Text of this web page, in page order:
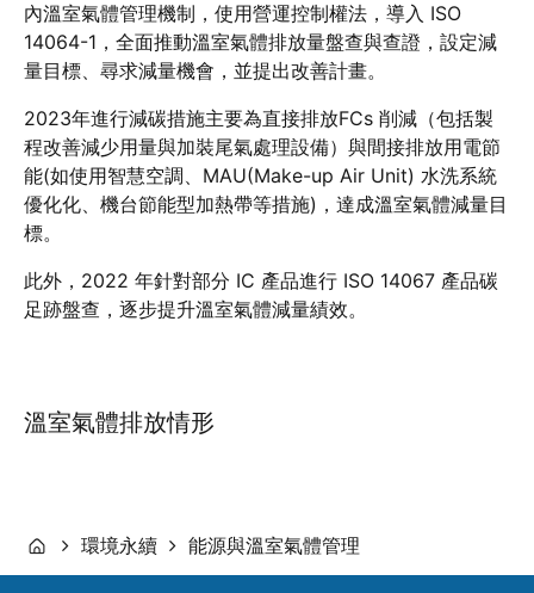
內溫室氣體管理機制，使用營運控制權法，導入 ISO
14064-1，全面推動溫室氣體排放量盤查與查證，設定減
量目標、尋求減量機會，並提出改善計畫。
2023年進行減碳措施主要為直接排放FCs 削減（包括製
程改善減少用量與加裝尾氣處理設備）與間接排放用電節
能(如使用智慧空調、MAU(Make-up Air Unit) 水洗系統
優化化、機台節能型加熱帶等措施)，達成溫室氣體減量目
標。
此外，2022 年針對部分 IC 產品進行 ISO 14067 產品碳
足跡盤查，逐步提升溫室氣體減量績效。
溫室氣體排放情形
環境永續 能源與溫室氣體管理